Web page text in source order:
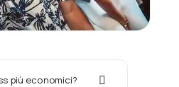
più economici?